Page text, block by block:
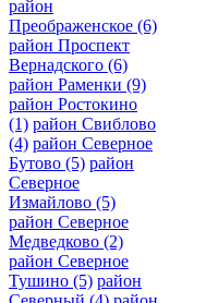
район
Преображенское (6)
район Проспект
Вернадского (6)
район Раменки (9)
район Ростокино
(1) район Свиблово
(4) район Северное
Бутово (5) район
Северное
Измайлово (5)
район Северное
Медведково (2)
район Северное
Тушино (5) район